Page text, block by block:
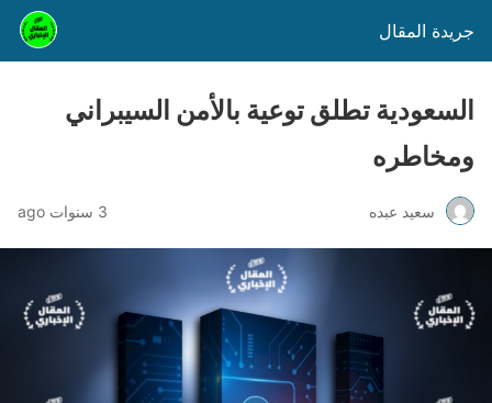
جريدة المقال
السعودية تطلق توعية بالأمن السيبراني
ومخاطره
سعيد عبده 3 سنوات ago